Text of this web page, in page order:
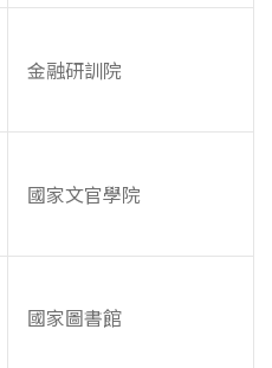
金融研訓院
國家文官學院
國家圖書館